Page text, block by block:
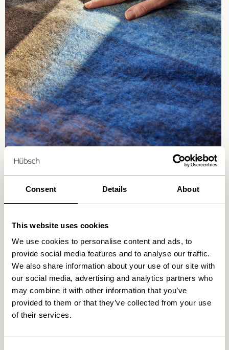
Consent Details About
This website uses cookies
We use cookies to personalise content and ads, to
provide social media features and to analyse our traffic.
We also share information about your use of our site with
our social media, advertising and analytics partners who
may combine it with other information that you’ve
provided to them or that they’ve collected from your use
of their services.
Hvis et tekstilprodukt bærer STANDARD 100-mærket,
produkt, dvs. hver tråd, knap og andet tilbehør, er
testet for skadelige stoffer, og at artiklen derfor er
ufarlig i menneskelige, økologiske termer. Testen
udføres af uafhængige Standard 100 By OEKO-TEX®
partnerinstitutter på grundlag af det omfattende
Standard 100 By OEKO-TEX® kriteriekatalog. I mange
tilfælde går grænseværdierne for STANDARD 100 ud
over nationale og internationale krav.